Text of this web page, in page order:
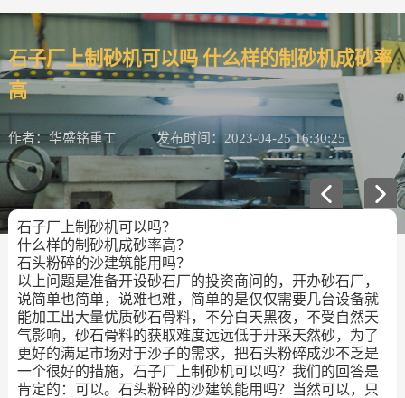
石子厂上制砂机可以吗 什么样的制砂机成砂率
高
作者：华盛铭重工 发布时间：2023-04-25 16:30:25
石子厂上制砂机可以吗？
什么样的制砂机成砂率高？
石头粉碎的沙建筑能用吗？
以上问题是准备开设砂石厂的投资商问的，开办砂石厂，
说简单也简单，说难也难，简单的是仅仅需要几台设备就
能加工出大量优质砂石骨料，不分白天黑夜，不受自然天
气影响，砂石骨料的获取难度远远低于开采天然砂，为了
更好的满足市场对于沙子的需求，把石头粉碎成沙不乏是
一个很好的措施，石子厂上制砂机可以吗？我们的回答是
肯定的：可以。石头粉碎的沙建筑能用吗？当然可以，只